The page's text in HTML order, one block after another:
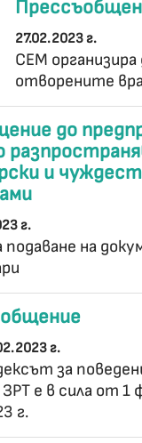
27.02.2023 г.
СЕМ организира
отворените
до
и
г.
подаване на
г.
за
е в сила от 1
г.